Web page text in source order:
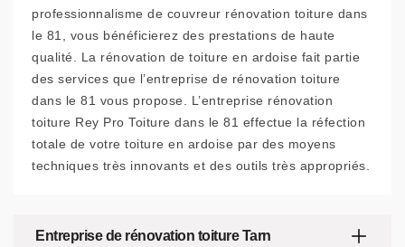
professionnalisme de couvreur rénovation toiture dans
le 81, vous bénéficierez des prestations de haute
qualité. La rénovation de toiture en ardoise fait partie
des services que l’entreprise de rénovation toiture
dans le 81 vous propose. L’entreprise rénovation
toiture Rey Pro Toiture dans le 81 effectue la réfection
totale de votre toiture en ardoise par des moyens
techniques très innovants et des outils très appropriés.
Entreprise de rénovation toiture Tarn